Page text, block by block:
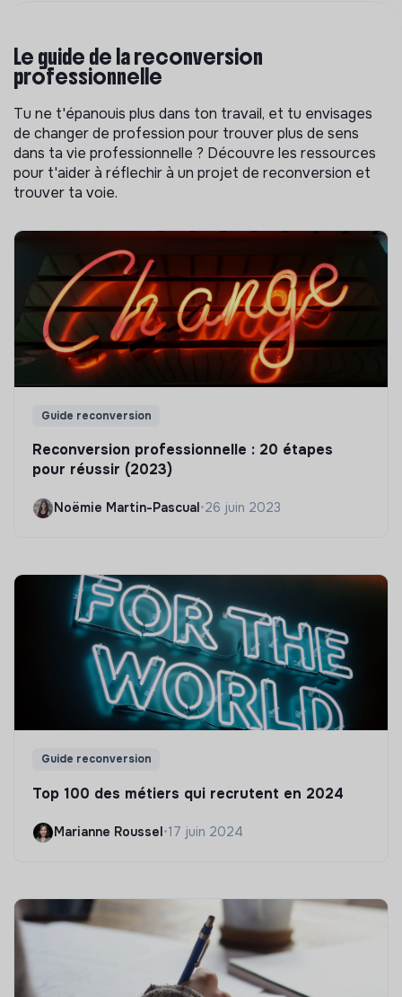
Le guide de la reconversion
professionnelle
Tu ne t'épanouis plus dans ton travail, et tu envisages
de changer de profession pour trouver plus de sens
dans ta vie professionnelle ? Découvre les ressources
pour t'aider à réflechir à un projet de reconversion et
trouver ta voie.
Guide reconversion
Reconversion professionnelle : 20 étapes
pour réussir (2023)
Noëmie Martin-Pascual •26 juin 2023
Guide reconversion
Top 100 des métiers qui recrutent en 2024
Marianne Roussel•17 juin 2024